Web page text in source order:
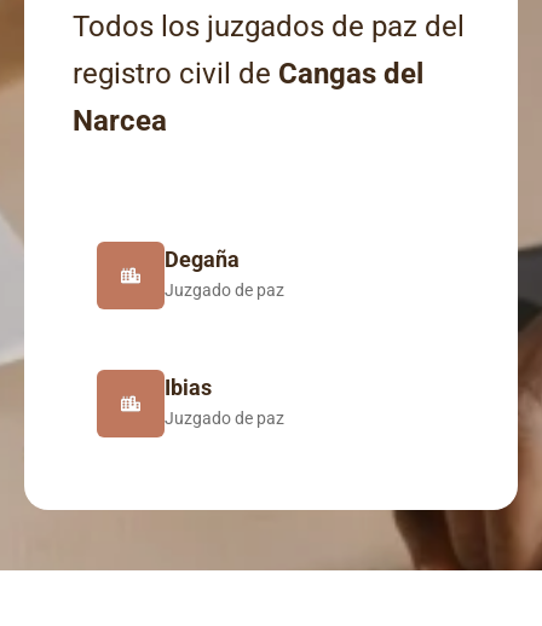
Todos los juzgados de paz del
registro civil de Cangas del
Narcea
Degaña
Juzgado de paz
Ibias
Juzgado de paz